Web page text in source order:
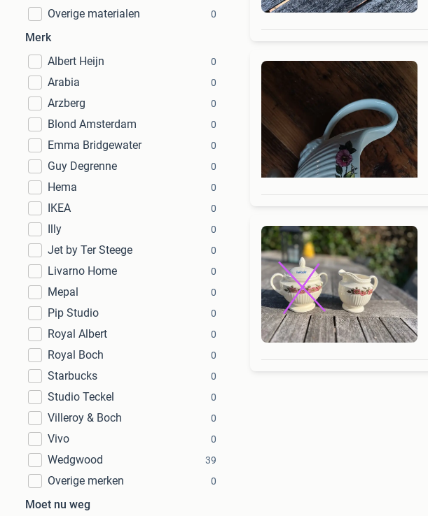
Overige materialen 0
Merk
Albert Heijn
0
Arabia 0
Arzberg 0
Blond Amsterdam 0
Emma Bridgewater 0
Guy Degrenne 0
Hema 0
IKEA 0
Illy 0
Jet by Ter Steege 0
Livarno Home 0
Mepal 0
Pip Studio 0
Royal Albert 0
Royal Boch 0
Starbucks 0
Studio Teckel 0
Villeroy & Boch 0
Vivo 0
Wedgwood 39
Overige merken 0
Moet nu weg